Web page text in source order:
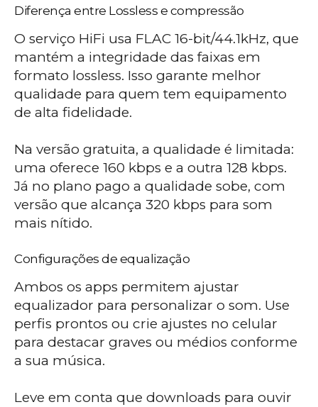
Diferença entre Lossless e compressão
O serviço HiFi usa FLAC 16-bit/44.1kHz, que
mantém a integridade das faixas em
formato lossless. Isso garante melhor
qualidade para quem tem equipamento
de alta fidelidade.
Na versão gratuita, a qualidade é limitada:
uma oferece 160 kbps e a outra 128 kbps.
Já no plano pago a qualidade sobe, com
versão que alcança 320 kbps para som
mais nítido.
Configurações de equalização
Ambos os apps permitem ajustar
equalizador para personalizar o som. Use
perfis prontos ou crie ajustes no celular
para destacar graves ou médios conforme
a sua música.
Leve em conta que downloads para ouvir